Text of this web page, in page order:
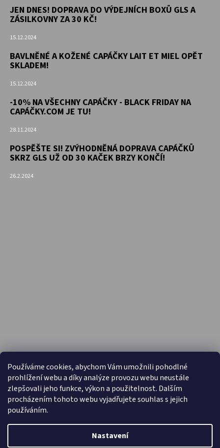
Používáme cookies, abychom Vám umožnili pohodlné
prohlížení webu a díky analýze provozu webu neustále
zlepšovali jeho funkce, výkon a použitelnost. Dalším
procházením tohoto webu vyjadřujete souhlas s jejich
používáním.
Nastavení
JEN DNES! DOPRAVA DO VÝDEJNÍCH BOXŮ GLS A
ZÁSILKOVNY ZA 30 KČ!
15.12.2024
BAVLNĚNÉ A KOŽENÉ CAPÁČKY LAIT ET MIEL OPĚT
SKLADEM!
15.12.2024
-10% NA VŠECHNY CAPÁČKY - BLACK FRIDAY NA
CAPÁČKY.COM JE TU!
28.11.2024
POSPĚŠTE SI! ZVÝHODNĚNÁ DOPRAVA CAPÁČKŮ
SKRZ GLS UŽ OD 30 KAČEK BRZY KONČÍ!
26.2.2024
PŘIJÍMÁME ONLINE PLATBY
Vytvořil Shoptet